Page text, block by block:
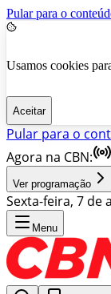
Pular para o
Usamos cookies
Aceitar
Pular para o
Agora na CBN:
Ver programação
Sexta-feira, 7 de
Menu